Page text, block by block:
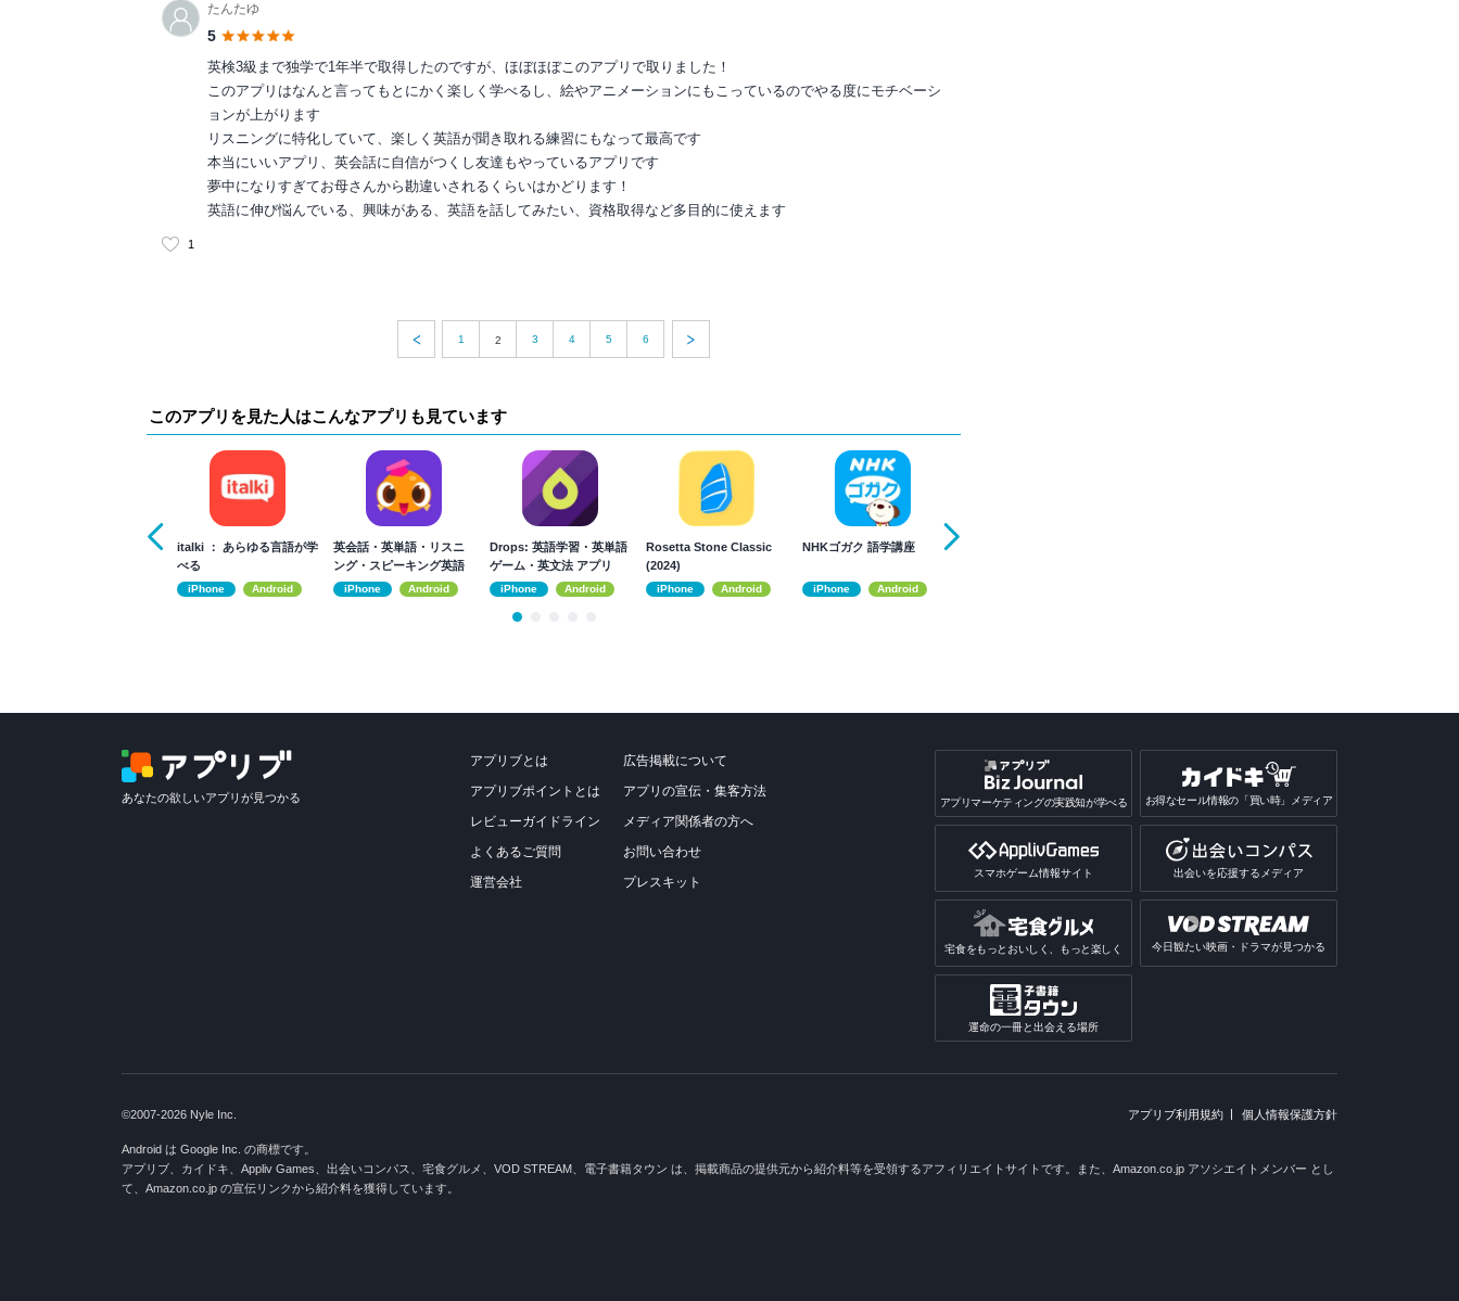
たんたゆ
5
英検3級まで独学で1年半で取得したのですが、ほぼほぼこのアプリで取りました！
このアプリはなんと言ってもとにかく楽しく学べるし、絵やアニメーションにもこっているのでやる度にモチベーシ
ョンが上がります
リスニングに特化していて、楽しく英語が聞き取れる練習にもなって最高です
本当にいいアプリ、英会話に自信がつくし友達もやっているアプリです
夢中になりすぎてお母さんから勘違いされるくらいはかどります！
英語に伸び悩んでいる、興味がある、英語を話してみたい、資格取得など多目的に使えます
1
1 2 3 4 5 6
このアプリを見た人はこんなアプリも見ています
italki ： あらゆる言語が学
べる
iPhone Android
英会話・英単語・リスニ
ング・スピーキング英語
アプリ-Epop
iPhone Android
Drops: 英語学習・英単語
ゲーム・英文法 アプリ
iPhone Android
Rosetta Stone Classic
(2024)
iPhone Android
NHKゴガク 語学講座
iPhone Android
あなたの欲しいアプリが見つかる
アプリブとは
アプリブポイントとは
レビューガイドライン
よくあるご質問
運営会社
広告掲載について
アプリの宣伝・集客方法
メディア関係者の方へ
お問い合わせ
プレスキット
アプリマーケティングの実践知が学べる お得なセール情報の「買い時」メディア
スマホゲーム情報サイト 出会いを応援するメディア
宅食をもっとおいしく、もっと楽しく 今日観たい映画・ドラマが見つかる
運命の一冊と出会える場所
©2007-2026 Nyle Inc. アプリブ利用規約 個人情報保護方針
Android は Google Inc. の商標です。
アプリブ、カイドキ、Appliv Games、出会いコンパス、宅食グルメ、VOD STREAM、電子書籍タウン は、掲載商品の提供元から紹介料等を受領するアフィリエイトサイトです。また、Amazon.co.jp アソシエイトメンバー とし
て、Amazon.co.jp の宣伝リンクから紹介料を獲得しています。